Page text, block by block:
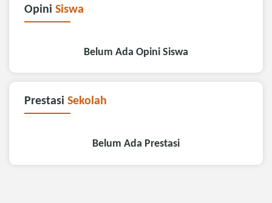
Opini Siswa
Belum Ada Opini Siswa
Prestasi Sekolah
Belum Ada Prestasi